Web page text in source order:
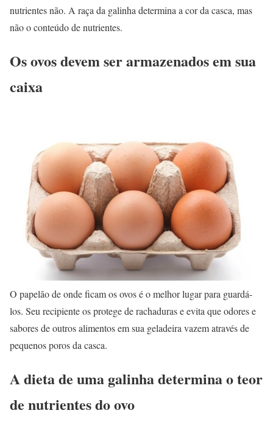
nutrientes não. A raça da galinha determina a cor da casca, mas
não o conteúdo de nutrientes.
Os ovos devem ser armazenados em sua
caixa
O papelão de onde ficam os ovos é o melhor lugar para guardá-
los. Seu recipiente os protege de rachaduras e evita que odores e
sabores de outros alimentos em sua geladeira vazem através de
pequenos poros da casca.
A dieta de uma galinha determina o teor
de nutrientes do ovo